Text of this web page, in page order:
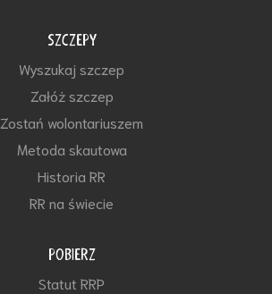
SZCZEPY
Wyszukaj szczep
Załóż szczep
Zostań wolontariuszem
Metoda skautowa
Historia RR
RR na świecie
POBIERZ
Statut RRP